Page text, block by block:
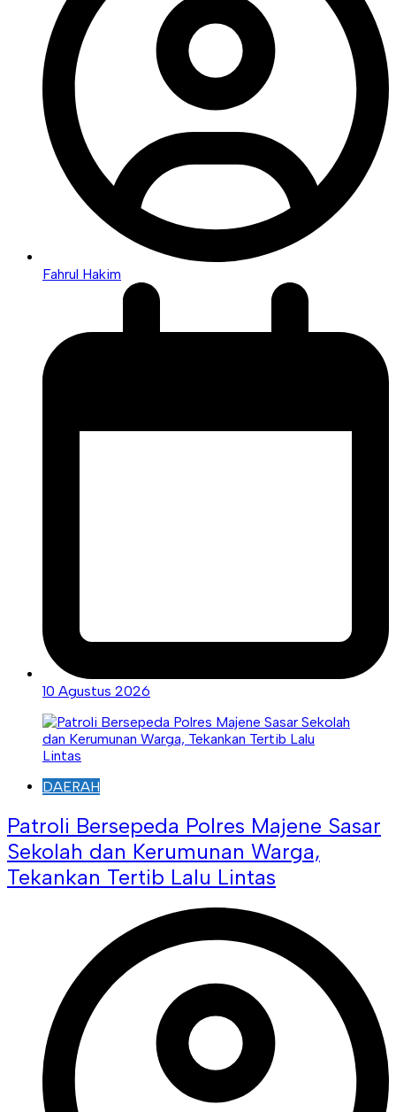
Fahrul Hakim
10 Agustus 2026
DAERAH
Patroli Bersepeda Polres Majene Sasar
Sekolah dan Kerumunan Warga,
Tekankan Tertib Lalu Lintas